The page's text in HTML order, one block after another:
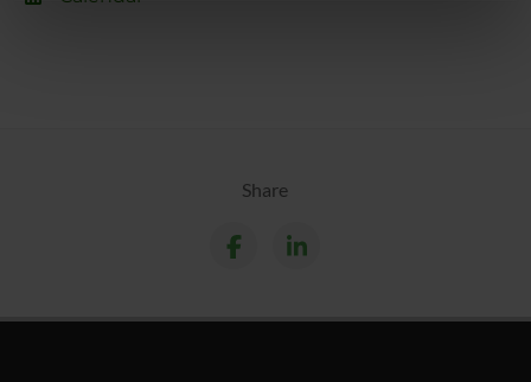
informazioni sul modo in cui utilizzi il nostro sito con i
Share